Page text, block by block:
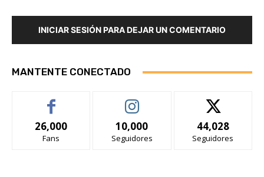
INICIAR SESIÓN PARA DEJAR UN COMENTARIO
MANTENTE CONECTADO
26,000
Fans
10,000
Seguidores
44,028
Seguidores